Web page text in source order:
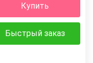
Купить
Быстрый заказ